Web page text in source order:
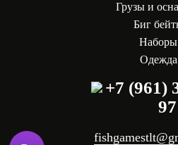
Грузы и
Биг
Наборы
Одежда
+7 (961)
97